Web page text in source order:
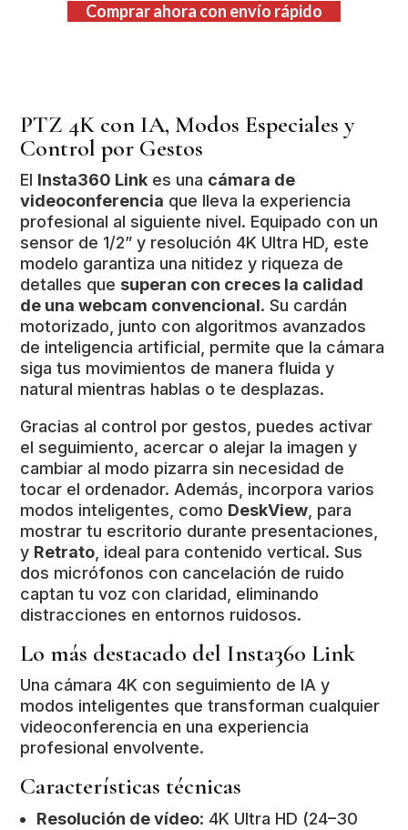
Comprar ahora con envío rápido
PTZ 4K con IA, Modos Especiales y
Control por Gestos
El Insta360 Link es una cámara de
videoconferencia que lleva la experiencia
profesional al siguiente nivel. Equipado con un
sensor de 1/2” y resolución 4K Ultra HD, este
modelo garantiza una nitidez y riqueza de
detalles que superan con creces la calidad
de una webcam convencional. Su cardán
motorizado, junto con algoritmos avanzados
de inteligencia artificial, permite que la cámara
siga tus movimientos de manera fluida y
natural mientras hablas o te desplazas.
Gracias al control por gestos, puedes activar
el seguimiento, acercar o alejar la imagen y
cambiar al modo pizarra sin necesidad de
tocar el ordenador. Además, incorpora varios
modos inteligentes, como DeskView , para
mostrar tu escritorio durante presentaciones,
y Retrato , ideal para contenido vertical. Sus
dos micrófonos con cancelación de ruido
captan tu voz con claridad, eliminando
distracciones en entornos ruidosos.
Lo más destacado del Insta360 Link
Una cámara 4K con seguimiento de IA y
modos inteligentes que transforman cualquier
videoconferencia en una experiencia
profesional envolvente.
Características técnicas
Resolución de vídeo: 4K Ultra HD (24–30